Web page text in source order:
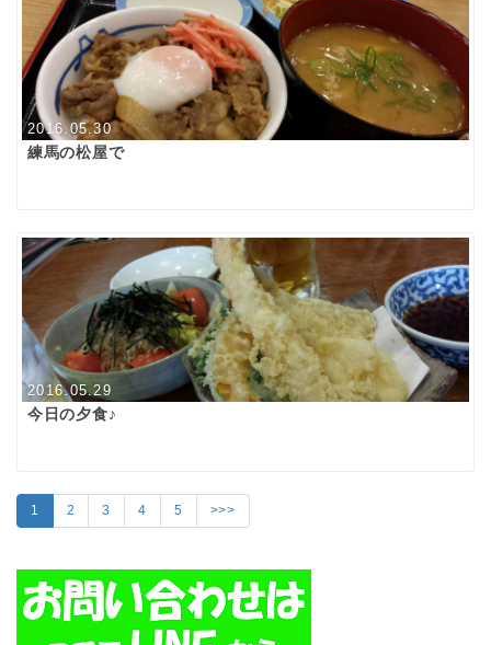
2016.05.30
練馬の松屋で
2016.05.29
今日の夕食♪
1 2 3 4 5 >>>